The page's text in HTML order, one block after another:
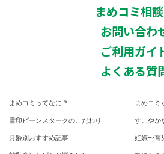
まめコミ相
お問い合わ
ご利用ガイ
よくある質
まめコミってなに？ まめコミ
雪印ビーンスタークのこだわり すこやか
月齢別おすすめ記事 妊娠〜育